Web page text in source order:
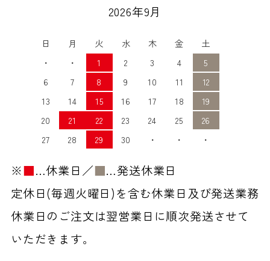
2026年9月
日 月 火 水 木 金
土
・
・ 1 2 3 4
5
6
7 8 9 10 11
12
13
14 15 16 17 18
19
20
21 22 23 24 25
26
27
28 29 30 ・ ・ ・
※■…休業日／■…発送休業日
定休日(毎週火曜日)を含む休業日及び発送業務
休業日のご注文は翌営業日に順次発送させて
いただきます。